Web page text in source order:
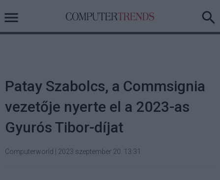
Patay Szabolcs, a Commsignia
vezetője nyerte el a 2023-as
Gyurós Tibor-díjat
Computerworld 2023 szeptember 20. 13:31